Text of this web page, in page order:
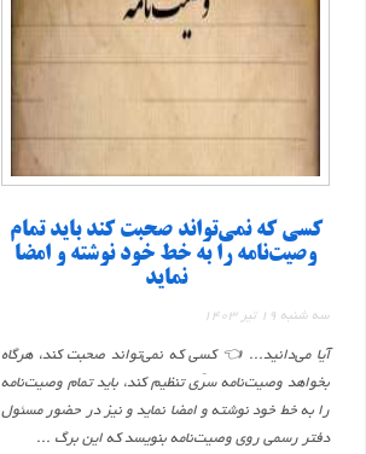
کسی که نمی‌تواند صحبت کند باید تمام
وصیت‌نامه را به خط خود نوشته و امضا
نماید
سه شنبه 19 تیر 1403
آیا می‌دانید... 👈 کسی که نمی‌تواند صحبت کند، هرگاه
بخواهد وصیت‌نامه سرّی تنظیم کند، باید تمام وصیت‌نامه
را به خط خود نوشته و امضا نماید و نیز در حضور مسئول
دفتر رسمی روی وصیت‌نامه بنویسد که این برگ ...